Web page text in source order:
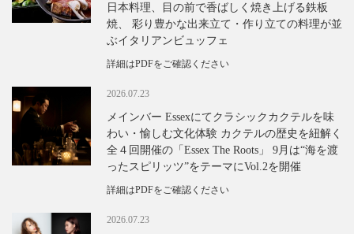
日本料理、目の前で香ばしく焼き上げる鉄板
焼、 彩り豊かな出来立て・作り立ての料理が並
ぶイタリアンビュッフェ
詳細はPDFをご確認ください
2026.07.23
メインバー Essexにてクラシックカクテルを味
わい・愉しむ文化体験 カクテルの歴史を紐解く
全４回開催の「Essex The Roots」 9月は“海を渡
ったスピリッツ”をテーマにVol.2を開催
詳細はPDFをご確認ください
2026.07.23